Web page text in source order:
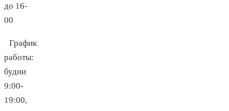
до 16-
00
График
работы:
будни
9:00-
19:00,